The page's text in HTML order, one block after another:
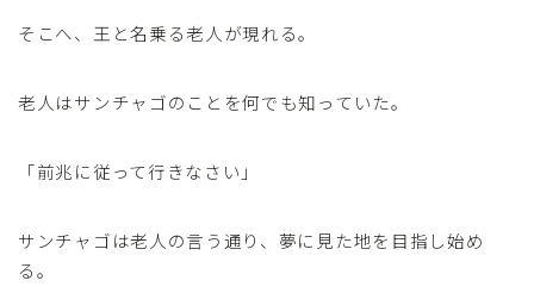
そこへ、王と名乗る老人が現れる。
老人はサンチャゴのことを何でも知っていた。
「前兆に従って行きなさい」
サンチャゴは老人の言う通り、夢に見た地を目指し始め
る。